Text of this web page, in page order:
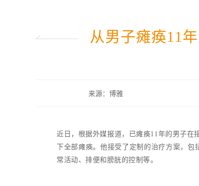
从男子瘫痪11
来源：博雅
近日，根据外媒报道，已瘫痪11年的男子在
下全部瘫痪。他接受了定制的治疗方案，包
常活动、排便和膀胱的控制等。